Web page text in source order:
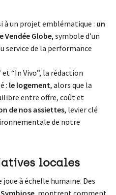
à un projet emblématique : un
Vendée Globe, symbole d’un
service de la performance
et “In Vivo”, la rédaction
: le logement, alors que la
entre offre, coût et
de nos assiettes, levier clé
de notre
locales
à échelle humaine. Des
Symbiose, montrent comment